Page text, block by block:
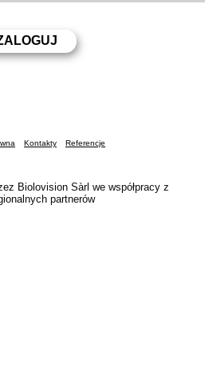
Kontakty Referencje
Biolovision Sàrl we współpracy z
partnerów